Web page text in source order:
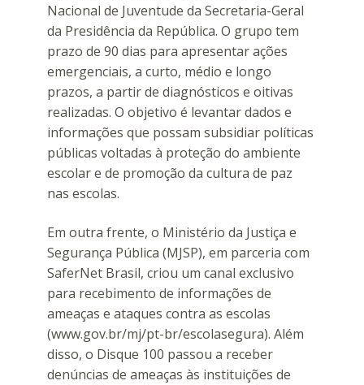
Nacional de Juventude da Secretaria-Geral
da Presidência da República. O grupo tem
prazo de 90 dias para apresentar ações
emergenciais, a curto, médio e longo
prazos, a partir de diagnósticos e oitivas
realizadas. O objetivo é levantar dados e
informações que possam subsidiar políticas
públicas voltadas à proteção do ambiente
escolar e de promoção da cultura de paz
nas escolas.
Em outra frente, o Ministério da Justiça e
Segurança Pública (MJSP), em parceria com
SaferNet Brasil, criou um canal exclusivo
para recebimento de informações de
ameaças e ataques contra as escolas
(www.gov.br/mj/pt-br/escolasegura). Além
disso, o Disque 100 passou a receber
denúncias de ameaças às instituições de